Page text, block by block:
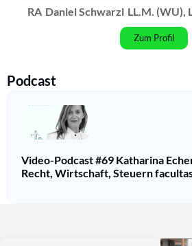
RA Daniel Schwarzl LL.M. (WU),
Zum Profil
Podcast
Video-Podcast #69 Katharina
Recht, Wirtschaft, Steuern